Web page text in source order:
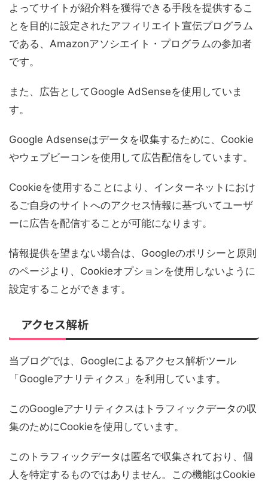
よってサイトが紹介料を獲得できる手段を提供するこ
とを目的に設定されたアフィリエイト宣伝プログラム
である、Amazonアソシエイト・プログラムの参加者
です。
また、広告としてGoogle AdSenseを使用していま
す。
Google Adsenseはデータを収集するために、Cookie
やウェブビーコンを使用して広告配信をしています。
Cookieを使用することにより、インターネットにおけ
るご自身のサイトへのアクセス情報に基づいてユーザ
ーに広告を配信することが可能になります。
情報提供を望まない場合は、Googleのポリシーと原則
のページより、Cookieオプションを使用しないように
設定することができます。
アクセス解析
当ブログでは、Googleによるアクセス解析ツール
「Googleアナリティクス」を利用しています。
このGoogleアナリティクスはトラフィックデータの収
集のためにCookieを使用しています。
このトラフィックデータは匿名で収集されており、個
人を特定するものではありません。この機能はCookie